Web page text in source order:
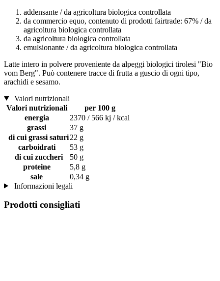
addensante / da agricoltura biologica controllata
da commercio equo, contenuto di prodotti fairtrade: 67% / da
agricoltura biologica controllata
da agricoltura biologica controllata
emulsionante / da agricoltura biologica controllata
Latte intero in polvere proveniente da alpeggi biologici tirolesi "Bio
vom Berg". Può contenere tracce di frutta a guscio di ogni tipo,
arachidi e sesamo.
Valori nutrizionali
Valori nutrizionali
per 100 g
energia
2370 / 566 kj / kcal
grassi
37 g
di cui grassi saturi22 g
carboidrati
53 g
di cui zuccheri
50 g
proteine
5,8 g
sale
0,34 g
Informazioni legali
Prodotti consigliati